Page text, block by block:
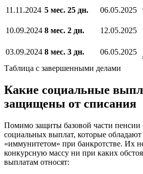
11.11.2024 5 мес. 25 дн. 06.05.2025
10.09.2024 8 мес. 2 дн. 12.05.2025
03.09.2024 8 мес. 3 дн. 06.05.2025
Таблица с завершенными делами
Какие социальные
защищены от списания
Помимо защиты базовой части пенсии
социальных выплат, которые
«иммунитетом» при банкротстве. Их
конкурсную массу ни при каких
выплатам относят: